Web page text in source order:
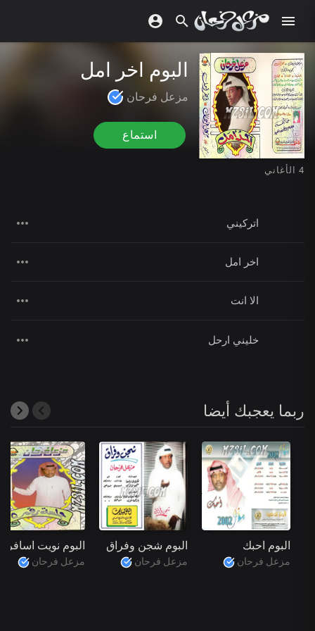
البوم اخر امل
مزعل فرحان
استماع
4 الأغاني
اتركيني
اخر امل
الا انت
خليني ارحل
ربما يعجبك أيضا
البوم نويت اسافر
مزعل فرحان
البوم شجن وفراق
مزعل فرحان
البوم احبك
مزعل فرحان